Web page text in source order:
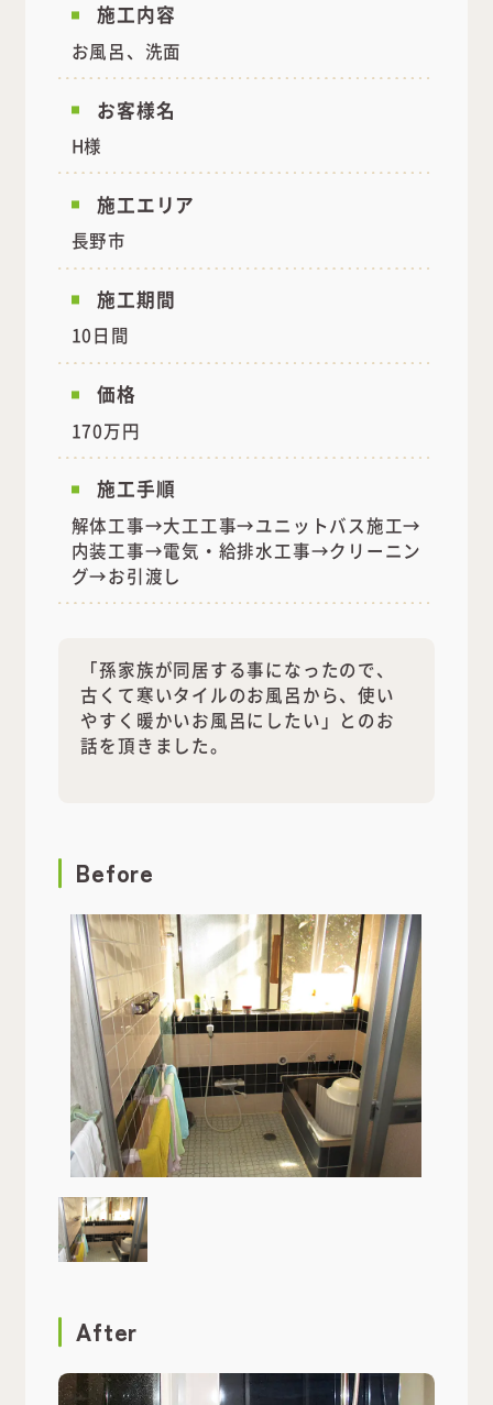
施工内容
お風呂、洗面
お客様名
H様
施工エリア
長野市
施工期間
10日間
価格
170万円
施工手順
解体工事→大工工事→ユニットバス施工→
内装工事→電気・給排水工事→クリーニン
グ→お引渡し
「孫家族が同居する事になったので、
古くて寒いタイルのお風呂から、使い
やすく暖かいお風呂にしたい」とのお
話を頂きました。
Before
After